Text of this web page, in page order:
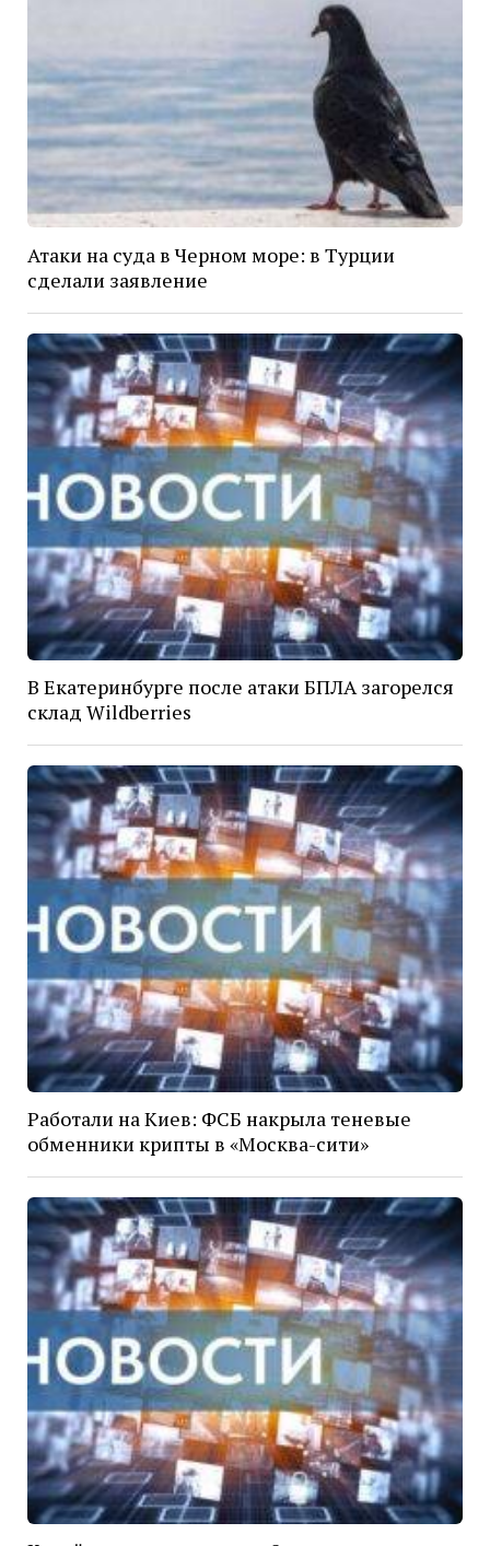
Атаки на суда в Черном море: в Турции
сделали заявление
В Екатеринбурге после атаки БПЛА загорелся
склад Wildberries
Работали на Киев: ФСБ накрыла теневые
обменники крипты в «Москва-сити»